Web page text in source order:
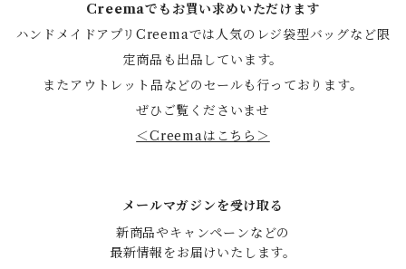
Creemaでもお買い求めいただけます
ハンドメイドアプリCreemaでは人気のレジ袋型バッグなど限
定商品も出品しています。
またアウトレット品などのセールも行っております。
ぜひご覧くださいませ
＜Creemaはこちら＞
メールマガジンを受け取る
新商品やキャンペーンなどの
最新情報をお届けいたします。